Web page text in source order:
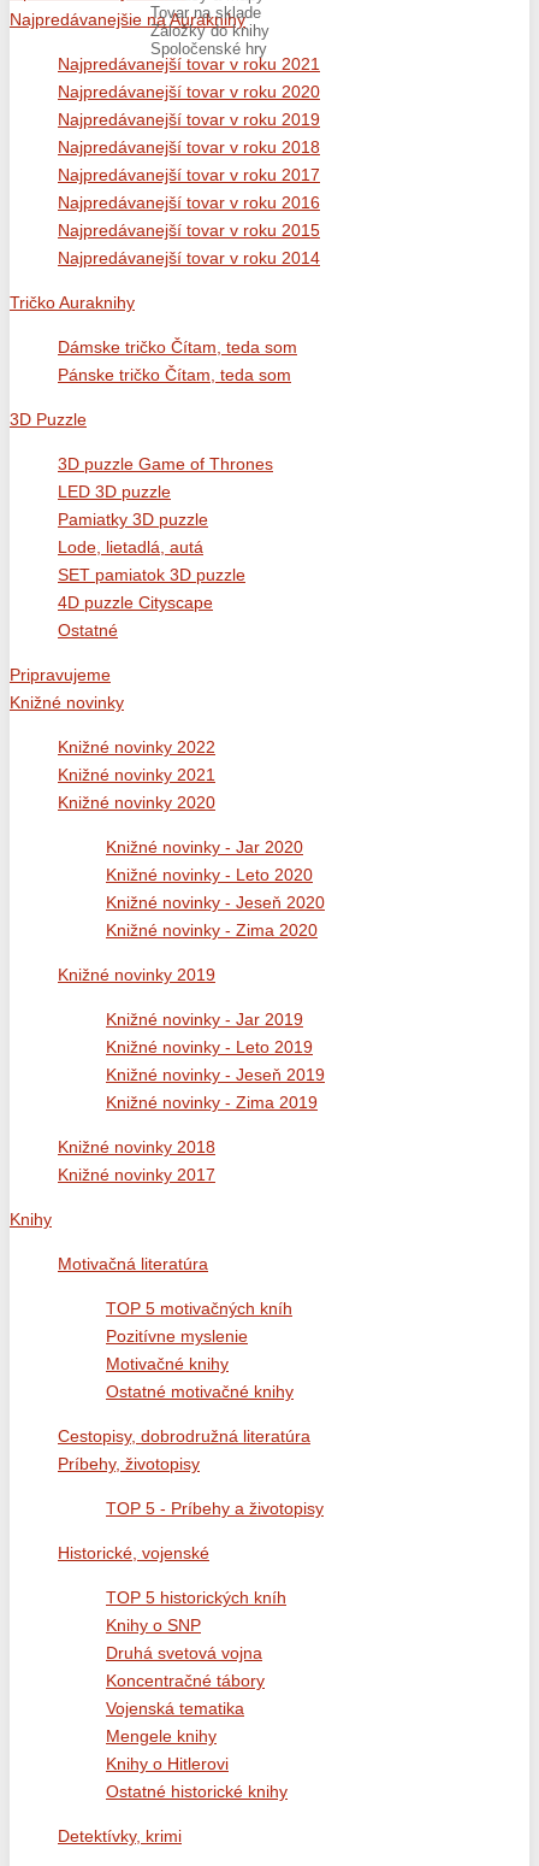
Tovar na sklade
Záložky do knihy
Spoločenské hry
Najpredávanejšie na Auraknihy
Najpredávanejší tovar v roku 2021
Najpredávanejší tovar v roku 2020
Najpredávanejší tovar v roku 2019
Najpredávanejší tovar v roku 2018
Najpredávanejší tovar v roku 2017
Najpredávanejší tovar v roku 2016
Najpredávanejší tovar v roku 2015
Najpredávanejší tovar v roku 2014
Tričko Auraknihy
Dámske tričko Čítam, teda som
Pánske tričko Čítam, teda som
3D Puzzle
3D puzzle Game of Thrones
LED 3D puzzle
Pamiatky 3D puzzle
Lode, lietadlá, autá
SET pamiatok 3D puzzle
4D puzzle Cityscape
Ostatné
Pripravujeme
Knižné novinky
Knižné novinky 2022
Knižné novinky 2021
Knižné novinky 2020
Knižné novinky - Jar 2020
Knižné novinky - Leto 2020
Knižné novinky - Jeseň 2020
Knižné novinky - Zima 2020
Knižné novinky 2019
Knižné novinky - Jar 2019
Knižné novinky - Leto 2019
Knižné novinky - Jeseň 2019
Knižné novinky - Zima 2019
Knižné novinky 2018
Knižné novinky 2017
Knihy
Motivačná literatúra
TOP 5 motivačných kníh
Pozitívne myslenie
Motivačné knihy
Ostatné motivačné knihy
Cestopisy, dobrodružná literatúra
Príbehy, životopisy
TOP 5 - Príbehy a životopisy
Historické, vojenské
TOP 5 historických kníh
Knihy o SNP
Druhá svetová vojna
Koncentračné tábory
Vojenská tematika
Mengele knihy
Knihy o Hitlerovi
Ostatné historické knihy
Detektívky, krimi